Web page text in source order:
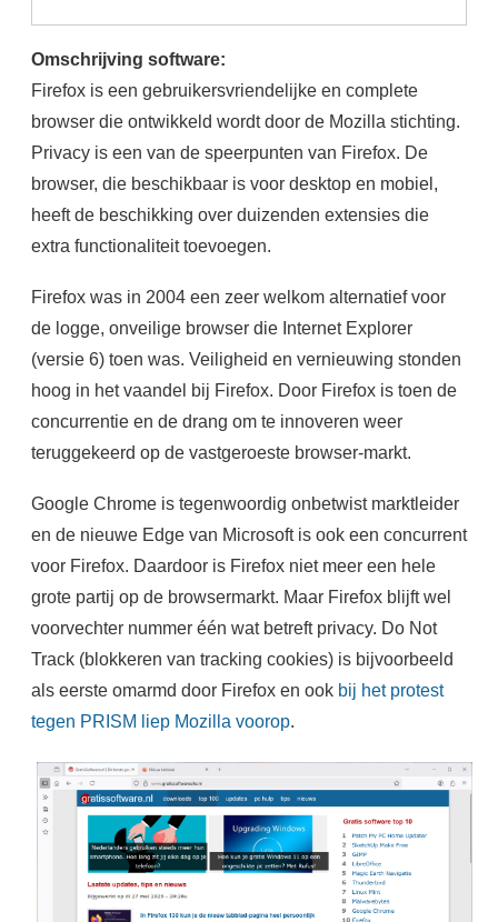
Omschrijving software:
Firefox is een gebruikersvriendelijke en complete
browser die ontwikkeld wordt door de Mozilla stichting.
Privacy is een van de speerpunten van Firefox. De
browser, die beschikbaar is voor desktop en mobiel,
heeft de beschikking over duizenden extensies die
extra functionaliteit toevoegen.
Firefox was in 2004 een zeer welkom alternatief voor
de logge, onveilige browser die Internet Explorer
(versie 6) toen was. Veiligheid en vernieuwing stonden
hoog in het vaandel bij Firefox. Door Firefox is toen de
concurrentie en de drang om te innoveren weer
teruggekeerd op de vastgeroeste browser-markt.
Google Chrome is tegenwoordig onbetwist marktleider
en de nieuwe Edge van Microsoft is ook een concurrent
voor Firefox. Daardoor is Firefox niet meer een hele
grote partij op de browsermarkt. Maar Firefox blijft wel
voorvechter nummer één wat betreft privacy. Do Not
Track (blokkeren van tracking cookies) is bijvoorbeeld
als eerste omarmd door Firefox en ook bij het protest
tegen PRISM liep Mozilla voorop.